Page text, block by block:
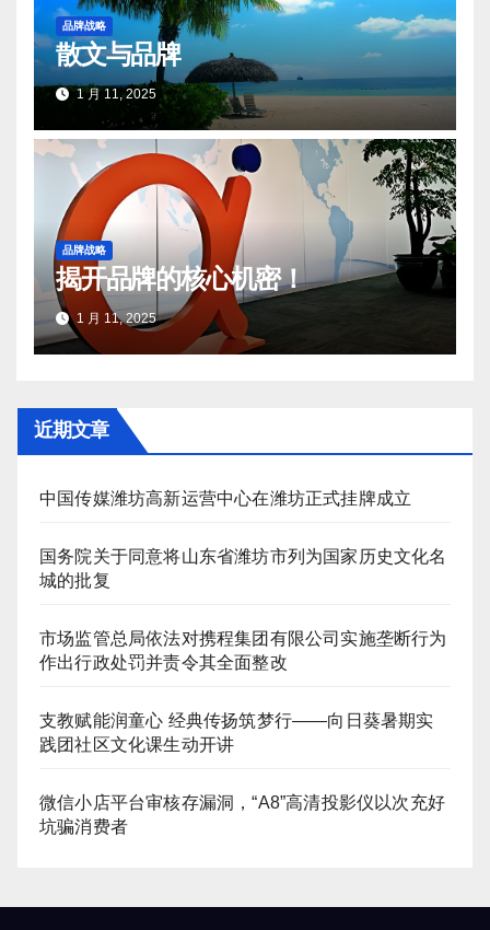
品牌战略
散文与品牌
1 月 11, 2025
品牌战略
揭开品牌的核心机密！
1 月 11, 2025
近期文章
中国传媒潍坊高新运营中心在潍坊正式挂牌成立
国务院关于同意将山东省潍坊市列为国家历史文化名
城的批复
市场监管总局依法对携程集团有限公司实施垄断行为
作出行政处罚并责令其全面整改
支教赋能润童心 经典传扬筑梦行——向日葵暑期实
践团社区文化课生动开讲
微信小店平台审核存漏洞，“A8”高清投影仪以次充好
坑骗消费者